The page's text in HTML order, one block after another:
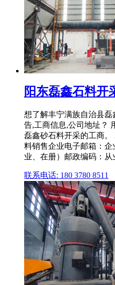
阳东磊鑫石料开
想了解丰宁满族自治县
告,工商信息,公司地址？
磊鑫砂石料开采的工商。
料销售企业电子邮箱：
业、在册）邮政编码：从
联系电话: 180 3780 8511